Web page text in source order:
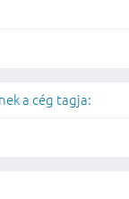
a cég tagja: